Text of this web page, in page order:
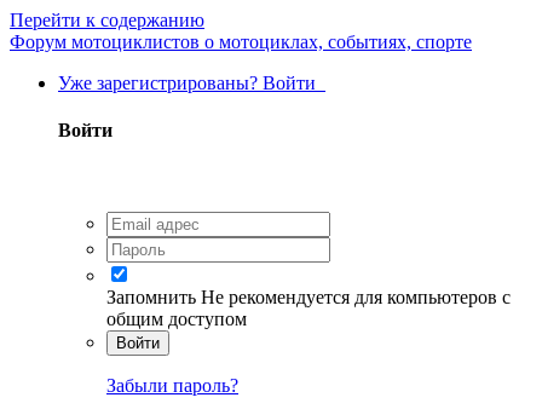
Перейти к содержанию
Форум мотоциклистов о мотоциклах, событиях, спорте
Уже зарегистрированы? Войти
Войти
Запомнить Не рекомендуется для компьютеров с
общим доступом
Войти
Забыли пароль?